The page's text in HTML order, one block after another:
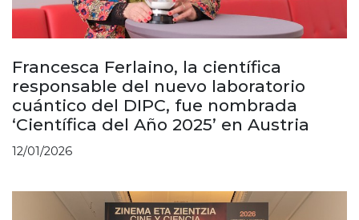
Francesca Ferlaino, la científica
responsable del nuevo laboratorio
cuántico del DIPC, fue nombrada
‘Científica del Año 2025’ en Austria
12/01/2026